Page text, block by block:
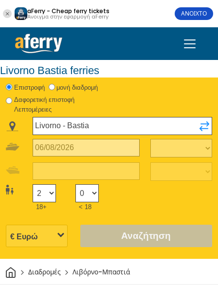
aFerry - Cheap ferry tickets
Άνοιγμα στην εφαρμογή aFerry ΑΝΟΙΧΤΟ
Livorno Bastia ferries
Eπιστροφή
μονή διαδρομή
Δαφορετική επιστοφή
Λεπτομέρειες
18+ < 18
Αναζήτηση
ΣπίτιΔιαδρομές Λιβόρνο-Μπαστιά